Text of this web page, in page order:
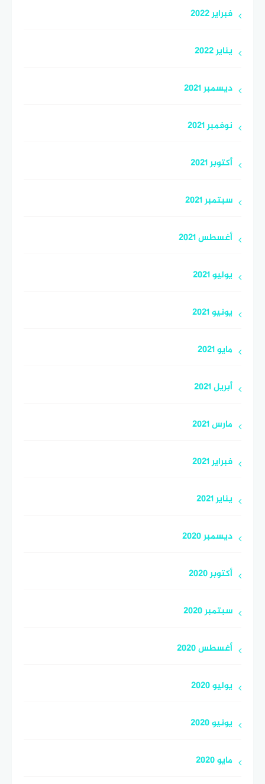
فبراير 2022
يناير 2022
ديسمبر 2021
نوفمبر 2021
أكتوبر 2021
سبتمبر 2021
أغسطس 2021
يوليو 2021
يونيو 2021
مايو 2021
أبريل 2021
مارس 2021
فبراير 2021
يناير 2021
ديسمبر 2020
أكتوبر 2020
سبتمبر 2020
أغسطس 2020
يوليو 2020
يونيو 2020
مايو 2020